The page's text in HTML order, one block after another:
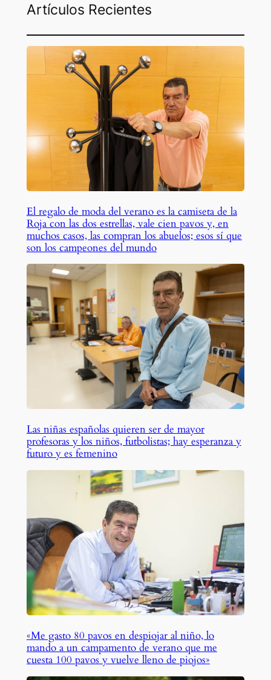
Artículos Recientes
El regalo de moda del verano es la camiseta de la
Roja con las dos estrellas, vale cien pavos y, en
muchos casos, las compran los abuelos; esos sí que
son los campeones del mundo
Las niñas españolas quieren ser de mayor
profesoras y los niños, futbolistas; hay esperanza y
futuro y es femenino
«Me gasto 80 pavos en despiojar al niño, lo
mando a un campamento de verano que me
cuesta 100 pavos y vuelve lleno de piojos»